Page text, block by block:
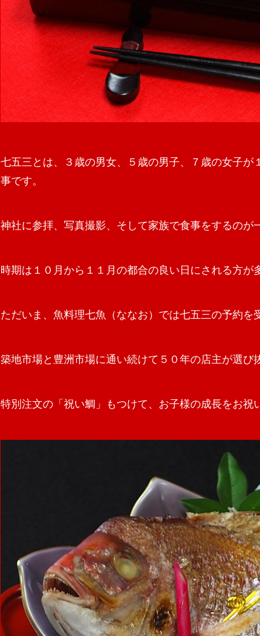
七五三とは、３歳の男女、５歳の男子、７歳の女子
事です。
神社に参拝、写真撮影、そして家族で食事をするのが
時期は１０月から１１月の都合の良い日にされる方が
ただいま、魚料理七魚（ななお）では七五三の予約を
築地市場と豊洲市場に通い続けて５０年の店主が選び
特別注文の「祝い鯛」もつけて、お子様の成長をお祝